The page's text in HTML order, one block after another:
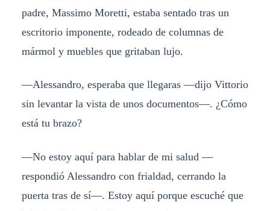
padre, Massimo Moretti, estaba sentado tras un
escritorio imponente, rodeado de columnas de
mármol y muebles que gritaban lujo.
—Alessandro, esperaba que llegaras —dijo Vittorio
sin levantar la vista de unos documentos—. ¿Cómo
está tu brazo?
—No estoy aquí para hablar de mi salud —
respondió Alessandro con frialdad, cerrando la
puerta tras de sí—. Estoy aquí porque escuché que